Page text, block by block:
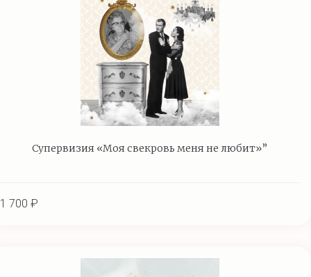
Супервизия «Моя свекровь меня не любит»”
1 700 ₽